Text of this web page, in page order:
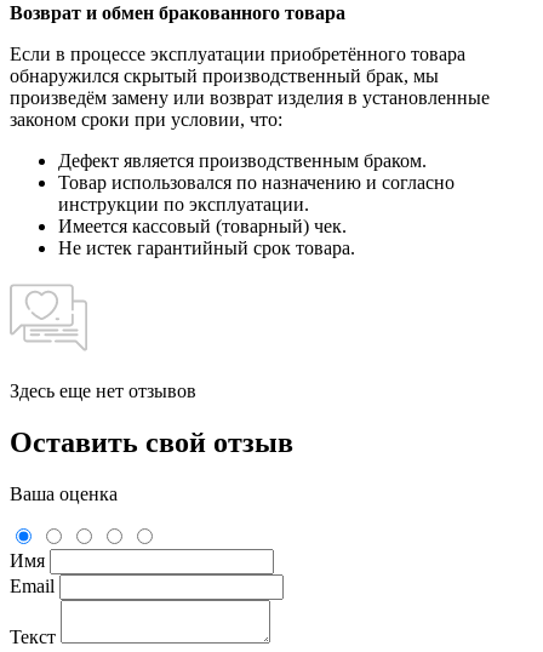
Возврат и обмен бракованного товара
Если в процессе эксплуатации приобретённого товара
обнаружился скрытый производственный брак, мы
произведём замену или возврат изделия в установленные
законом сроки при условии, что:
Дефект является производственным браком.
Товар использовался по назначению и согласно
инструкции по эксплуатации.
Имеется кассовый (товарный) чек.
Не истек гарантийный срок товара.
Здесь еще нет отзывов
Оставить свой отзыв
Ваша оценка
Имя
Email
Текст